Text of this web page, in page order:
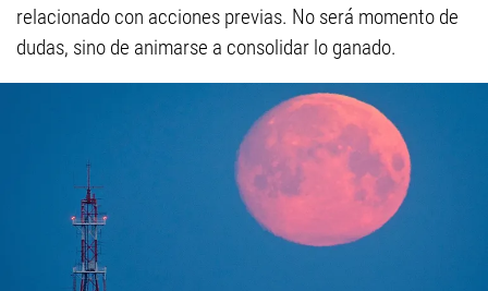
relacionado con acciones previas. No será momento de
dudas, sino de animarse a consolidar lo ganado.